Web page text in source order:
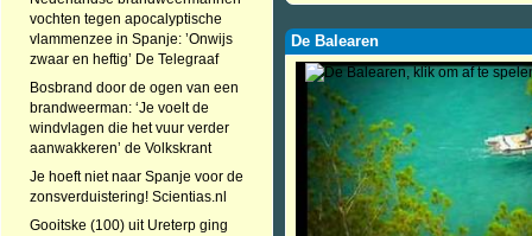
vochten tegen apocalyptische
vlammenzee in Spanje: ’Onwijs
zwaar en heftig’ De Telegraaf
Bosbrand door de ogen van een
brandweerman: ‘Je voelt de
windvlagen die het vuur verder
aanwakkeren’ de Volkskrant
Je hoeft niet naar Spanje voor de
zonsverduistering! Scientias.nl
Gooitske (100) uit Ureterp ging
De Balearen